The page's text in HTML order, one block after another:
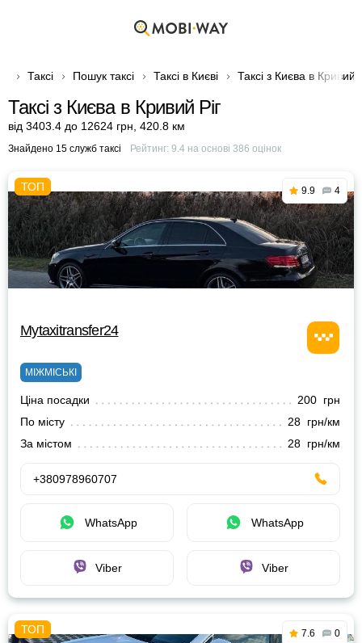
Таксі Пошук таксі Таксі в Києві Таксі з Києва в Кривий
Таксі з Києва в Кривий Ріг
від 3403.4 до 12624 грн 420.8 км
Знайдено 15 служб таксі Рейтинг: 9.4на основі 386 оцінок
9.9 4
Mytaxitransfer24
МІЖМІСЬКІ
Ціна посадки
200 грн
По місту
28 грн/км
За містом
28 грн/км
+380978960707
WhatsApp WhatsApp
Viber Viber
7.6 0